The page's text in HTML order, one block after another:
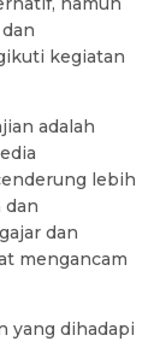
kegiatan
adalah
lebih
dan
dan
mengancam
yang dihadapi